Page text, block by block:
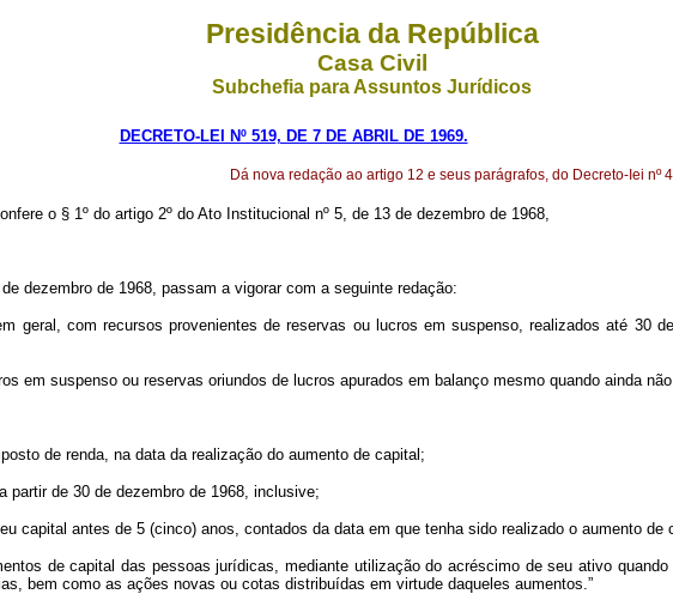
Presidência da República
Casa Civil
Subchefia para Assuntos Jurídicos
DECRETO-LEI Nº 519, DE 7 DE ABRIL DE 1969.
Dá nova redação ao artigo 12 e seus parágrafos, do Decreto-Iei
o § 1º do artigo 2º do Ato Institucional nº 5, de 13 de dezembro de 1968,
dezembro de 1968, passam a vigorar com a seguinte redação:
geral, com recursos provenientes de reservas ou lucros em suspenso, realizados até 30
em suspenso ou reservas oriundos de lucros apurados em balanço mesmo quando ainda
de renda, na data da realização do aumento de capital;
de 30 de dezembro de 1968, inclusive;
capital antes de 5 (cinco) anos, contados da data em que tenha sido realizado o aumento de
de capital das pessoas jurídicas, mediante utilização do acréscimo de seu ativo
bem como as ações novas ou cotas distribuídas em virtude daqueles aumentos.”